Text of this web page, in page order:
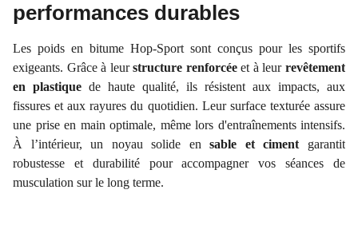
performances durables
Les poids en bitume Hop-Sport sont conçus pour les sportifs
exigeants. Grâce à leurstructure renforcéeet à leurrevêtement
en plastique de haute qualité, ils résistent aux impacts, aux
fissures et aux rayures du quotidien. Leur surface texturée assure
une prise en main optimale, même lors d'entraînements intensifs.
À l’intérieur, un noyau solide ensable et ciment garantit
robustesse et durabilité pour accompagner vos séances de
musculation sur le long terme.